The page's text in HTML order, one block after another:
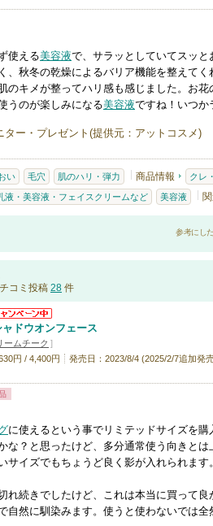
使える美容液で、サラッとしていてスッと
、秋冬の乾燥によるバリア機能を整えて
のキメが整ってハリ感も感じました。お
うのが楽しみになる美容液ですね！いつか
ター・プレゼント(提供元：アットコスメ)
い 毛穴 肌のハリ・弾力 商品情報 クレ
液・美容液・フェイスクリームなど 美容液
参考にし
コミ投稿 28 件
ドウオンフェース
ームチーク ]
円 / 4,400円
発売日：2023/8/4 (2025/2/7追加発
に使えるという事でリミテッドサイズを
な？と思ったけど、多分通常使う向きと
サイズでもちょうど良く影が入れられま
れ続きでしたけど、これは本当に買って
自然に馴染みます。使うと使わないでは全